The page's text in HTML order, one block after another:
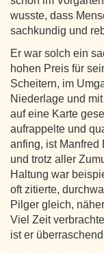
wusste, dass
sachkundig und
Er war solch ein
hohen Preis für
Scheitern, im
Niederlage und
auf eine Karte
aufrappelte und
anfing, ist Manfred
und trotz aller
Haltung war
oft zitierte,
Pilger gleich,
Viel Zeit
ist er